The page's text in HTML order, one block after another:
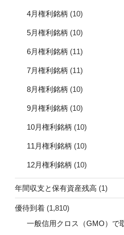
4月権利銘柄 (10)
5月権利銘柄 (10)
6月権利銘柄 (11)
7月権利銘柄 (11)
8月権利銘柄 (10)
9月権利銘柄 (10)
10月権利銘柄 (10)
11月権利銘柄 (10)
12月権利銘柄 (10)
年間収支と保有資産残高 (1)
優待到着 (1,810)
一般信用クロス（GMO）で